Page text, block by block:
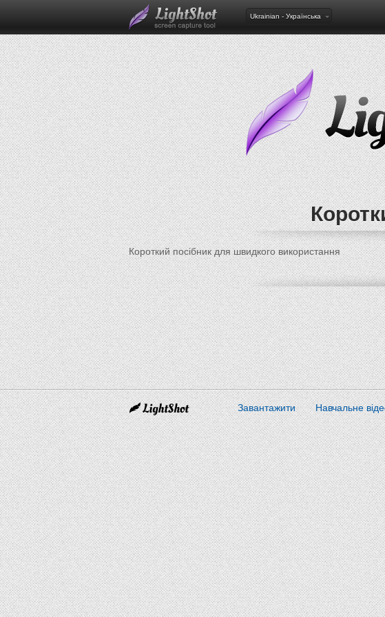
Ukrainian - Українська
Короткий посібник для швидкого використання
Завантажити Навчальне